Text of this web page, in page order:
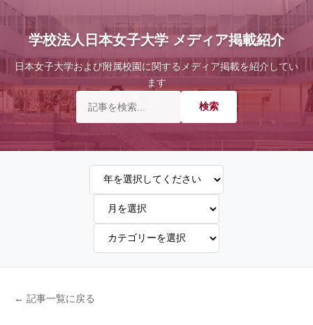
学校法人日本女子大学 メディア掲載紹介
日本女子大学および附属校園に関するメディア掲載を紹介してい
ます
← 記事一覧に戻る